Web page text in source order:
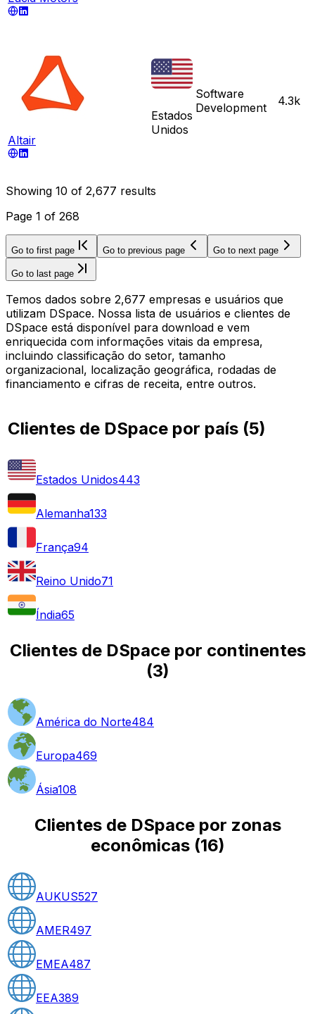
Altair
Estados
Unidos
Software
Development
4.3k
Showing 10 of 2,677 results
Page 1 of 268
Go to first page Go to previous page Go to next page
Go to last page
Temos dados sobre 2,677 empresas e usuários que
utilizam DSpace. Nossa lista de usuários e clientes de
DSpace está disponível para download e vem
enriquecida com informações vitais da empresa,
incluindo classificação do setor, tamanho
organizacional, localização geográfica, rodadas de
financiamento e cifras de receita, entre outros.
Clientes de DSpace por país (5)
Estados Unidos443
Alemanha133
França94
Reino Unido71
Índia65
Clientes de DSpace por continentes
(3)
América do Norte484
Europa469
Ásia108
Clientes de DSpace por zonas
econômicas(16)
AUKUS527
AMER497
EMEA487
EEA389